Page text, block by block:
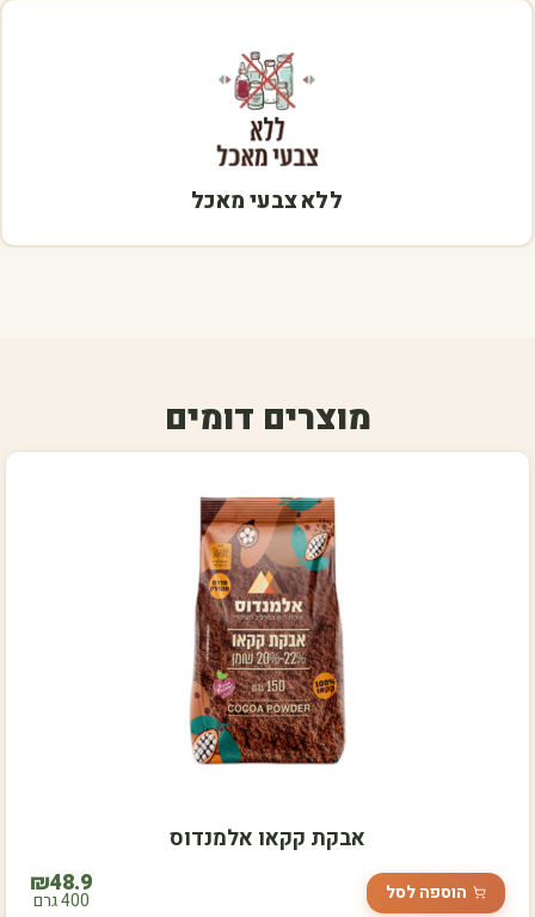
ללא צבעי מאכל
מוצרים דומים
אבקת קקאו אלמנדוס
₪48.9
400 גרם הוספה לסל